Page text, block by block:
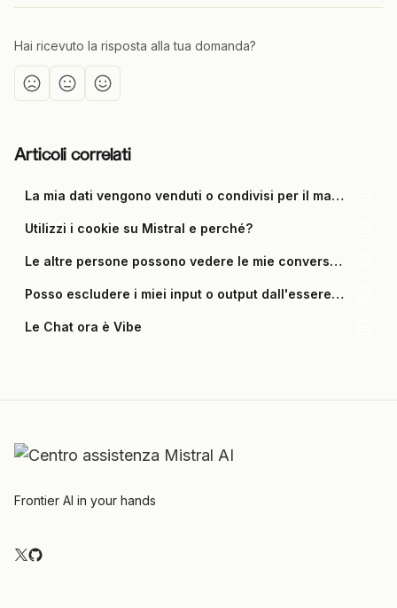
Hai ricevuto la risposta alla tua domanda?
Articoli correlati
La mia dati vengono venduti o condivisi per il marketing?
Utilizzi i cookie su Mistral e perché?
Le altre persone possono vedere le mie conversazioni?
Posso escludere i miei input o output dall'essere utilizzati per l'addestramento?
Le Chat ora è Vibe
Frontier AI in your hands